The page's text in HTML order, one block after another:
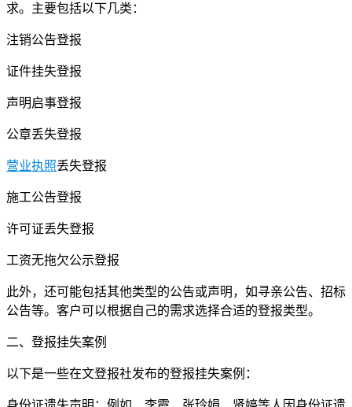
求。主要包括以下几类：
注销公告登报
证件挂失登报
声明启事登报
公章丢失登报
营业执照丢失登报
施工公告登报
许可证丢失登报
工资无拖欠公示登报
此外，还可能包括其他类型的公告或声明，如寻亲公告、招标
公告等。客户可以根据自己的需求选择合适的登报类型。
二、登报挂失案例
以下是一些在文登报社发布的登报挂失案例：